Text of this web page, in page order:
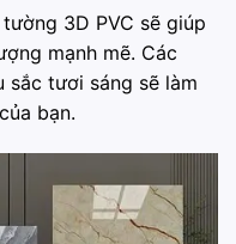
3D PVC sẽ giúp
mạnh mẽ. Các
sắc tươi sáng sẽ làm
bạn.